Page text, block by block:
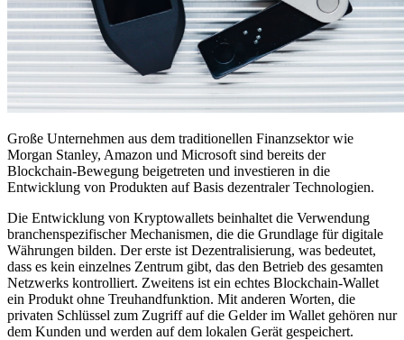
Große Unternehmen aus dem traditionellen Finanzsektor wie
Morgan Stanley, Amazon und Microsoft sind bereits der
Blockchain-Bewegung beigetreten und investieren in die
Entwicklung von Produkten auf Basis dezentraler Technologien.
Die Entwicklung von Kryptowallets beinhaltet die Verwendung
branchenspezifischer Mechanismen, die die Grundlage für digitale
Währungen bilden. Der erste ist Dezentralisierung, was bedeutet,
dass es kein einzelnes Zentrum gibt, das den Betrieb des gesamten
Netzwerks kontrolliert. Zweitens ist ein echtes Blockchain-Wallet
ein Produkt ohne Treuhandfunktion. Mit anderen Worten, die
privaten Schlüssel zum Zugriff auf die Gelder im Wallet gehören nur
dem Kunden und werden auf dem lokalen Gerät gespeichert.